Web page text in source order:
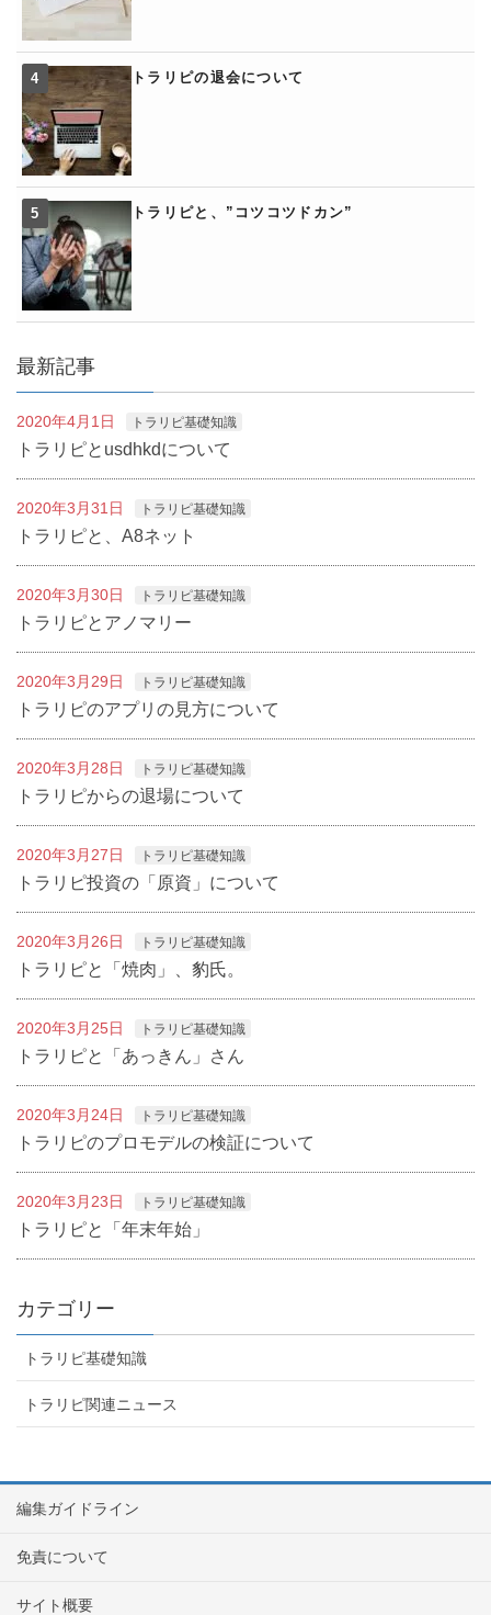
トラリピの退会について
トラリピと、”コツコツドカン”
最新記事
2020年4月1日 トラリピ基礎知識
トラリピとusdhkdについて
2020年3月31日 トラリピ基礎知識
トラリピと、A8ネット
2020年3月30日 トラリピ基礎知識
トラリピとアノマリー
2020年3月29日 トラリピ基礎知識
トラリピのアプリの見方について
2020年3月28日 トラリピ基礎知識
トラリピからの退場について
2020年3月27日 トラリピ基礎知識
トラリピ投資の「原資」について
2020年3月26日 トラリピ基礎知識
トラリピと「焼肉」、豹氏。
2020年3月25日 トラリピ基礎知識
トラリピと「あっきん」さん
2020年3月24日 トラリピ基礎知識
トラリピのプロモデルの検証について
2020年3月23日 トラリピ基礎知識
トラリピと「年末年始」
カテゴリー
トラリピ基礎知識
トラリピ関連ニュース
編集ガイドライン
免責について
サイト概要